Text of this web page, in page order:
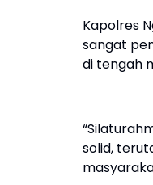
Kapolres
sangat
di tengah
solid,